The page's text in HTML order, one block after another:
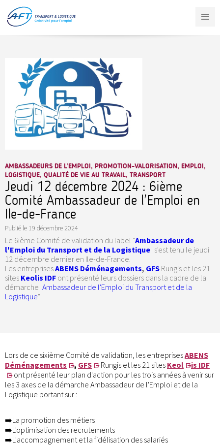
contenu
principal
AMBASSADEURS DE L'EMPLOI, PROMOTION-VALORISATION, EMPLOI,
LOGISTIQUE, QUALITÉ DE VIE AU TRAVAIL, TRANSPORT
Jeudi 12 décembre 2024 : 6ième
Comité Ambassadeur de l'Emploi en
Ile-de-France
Publié le 19 décembre 2024
Le 6ième Comité de validation du label "Ambassadeur de
l'Emploi du Transport et de la Logistique" s'est tenu le jeudi
12 décembre dernier en Ile-de-France.
Les entreprisesABENS Déménagements, GFS Rungis et les 21
sites Keolis IDF ont présenté leurs dossiers dans la cadre de la
démarche "Ambassadeur de l'Emploi du Transport et de la
Logistique".
Lors de ce sixième Comité de validation, les entreprisesABENS
Déménagements
, GFS Rungis et les 21 sites Keol
is IDF
ont présenté leur plan d'action pour les trois années à venir sur
les 3 axes de la démarche Ambassadeur de l'Emploi et de la
Logistique portant sur :
➡️La promotion des métiers
➡️L'optimisation des recrutements
➡️L'accompagnement et la fidélisation des salariés